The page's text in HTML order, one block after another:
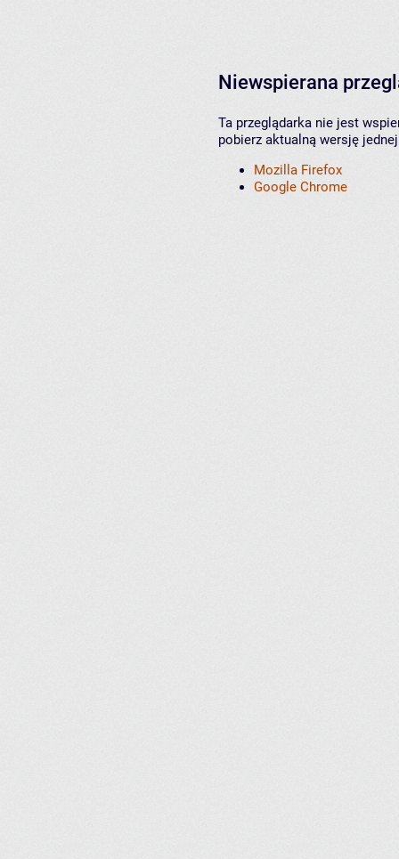
Niewspierana
Ta przeglądarka nie jest
pobierz aktualną wersję
Mozilla Firefox
Google Chrome